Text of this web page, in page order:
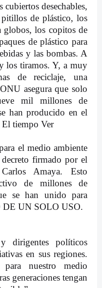
desechables,
pitillos de plástico, los
globos, los copitos de
de plástico para
y las bombas. A
los tiramos. Y, a muy
de reciclaje, una
asegura que solo
mil millones de
han producido en el
tiempo Ver
el medio ambiente
firmado por el
Amaya. Esto
de millones de
se han unido para
UN SOLO USO.
dirigentes políticos
en sus regiones.
nuestro medio
generaciones tengan